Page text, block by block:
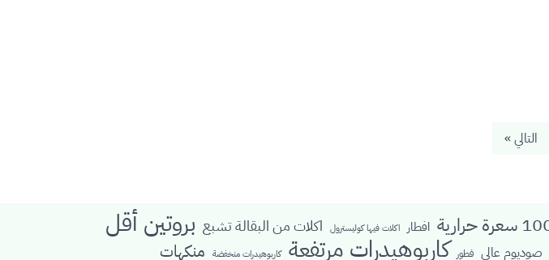
التالي »
افطار اكلات فيها كوليسترول اكلات من البقالة تشبع بروتين أقل
صوديوم عالي فطور كاربوهيدرات مرتفعة كاربوهيدرات منخفضة منكهات